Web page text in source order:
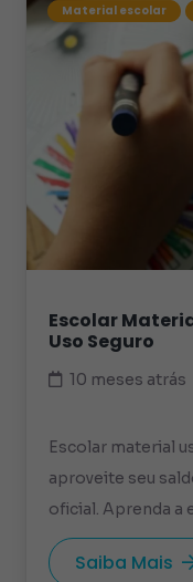
Material escolar
Escolar
Uso Seguro
10 meses atrás
Escolar material
aproveite seu
oficial. Aprenda a
Saiba Mais